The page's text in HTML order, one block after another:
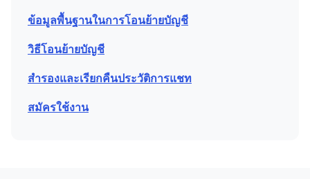
ข้อมูลพื้นฐานในการโอนย้ายบัญชี
วิธีโอนย้ายบัญชี
สำรองและเรียกคืนประวัติการแชท
สมัครใช้งาน